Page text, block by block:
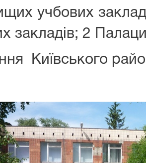
учбових
закладів; 2
Київського